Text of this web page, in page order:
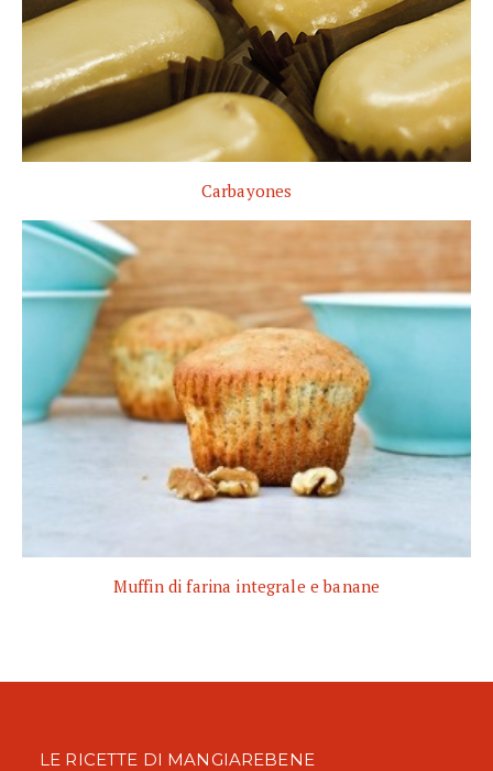
Carbayones
Muffin di farina integrale e banane
LE RICETTE DI MANGIAREBENE